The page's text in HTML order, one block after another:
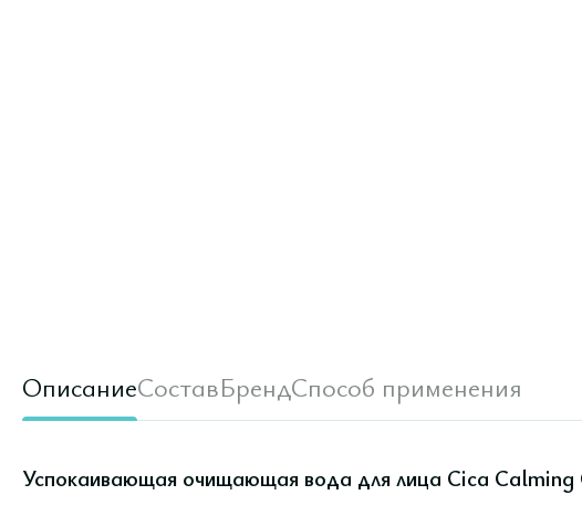
ОписаниеСоставБрендСпособ применения
Успокаивающая очищающая вода для лица Cica